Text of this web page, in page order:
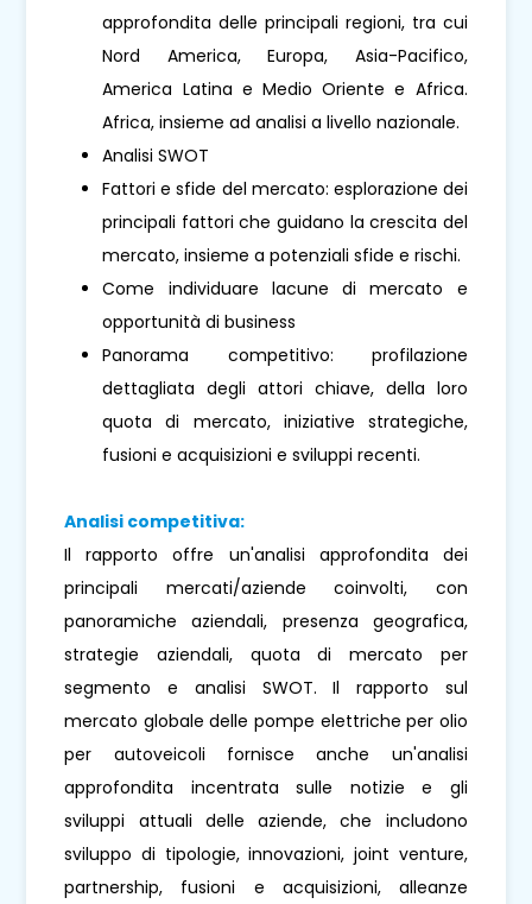
approfondita delle principali regioni, tra cui
Nord America, Europa, Asia-Pacifico,
America Latina e Medio Oriente e Africa.
Africa, insieme ad analisi a livello nazionale.
Analisi SWOT
Fattori e sfide del mercato: esplorazione dei
principali fattori che guidano la crescita del
mercato, insieme a potenziali sfide e rischi.
Come individuare lacune di mercato e
opportunità di business
Panorama competitivo: profilazione
dettagliata degli attori chiave, della loro
quota di mercato, iniziative strategiche,
fusioni e acquisizioni e sviluppi recenti.
Analisi competitiva:
Il rapporto offre un'analisi approfondita dei
principali mercati/aziende coinvolti, con
panoramiche aziendali, presenza geografica,
strategie aziendali, quota di mercato per
segmento e analisi SWOT. Il rapporto sul
mercato globale delle pompe elettriche per olio
per autoveicoli fornisce anche un'analisi
approfondita incentrata sulle notizie e gli
sviluppi attuali delle aziende, che includono
sviluppo di tipologie, innovazioni, joint venture,
partnership, fusioni e acquisizioni, alleanze